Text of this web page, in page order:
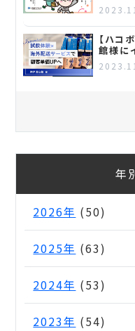
【ハコ
館様に
年
2026年 (50)
2025年 (63)
2024年 (53)
2023年 (54)